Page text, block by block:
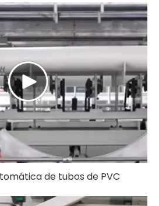
de tubos de PVC